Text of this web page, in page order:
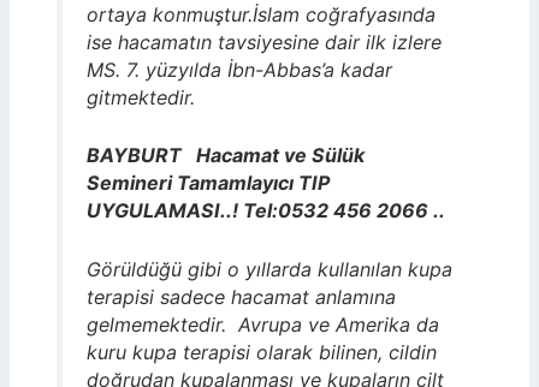
ortaya konmuştur.İslam coğrafyasında
ise hacamatın tavsiyesine dair ilk izlere
MS. 7. yüzyılda İbn-Abbas’a kadar
gitmektedir.
BAYBURT Hacamat ve Sülük
Semineri Tamamlayıcı TIP
UYGULAMASI..! Tel:0532 456 2066 ..
Görüldüğü gibi o yıllarda kullanılan kupa
terapisi sadece hacamat anlamına
gelmemektedir. Avrupa ve Amerika da
kuru kupa terapisi olarak bilinen, cildin
doğrudan kupalanması ve kupaların cilt